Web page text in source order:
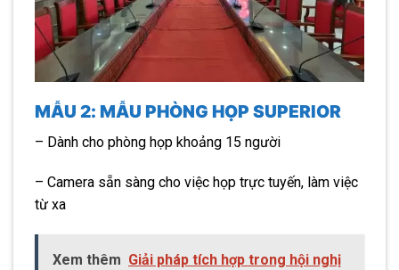
MẪU 2: MẪU PHÒNG HỌP SUPERIOR
– Dành cho phòng họp khoảng 15 người
– Camera sẵn sàng cho việc họp trực tuyến, làm việc
từ xa
Xem thêm Giải pháp tích hợp trong hội nghị